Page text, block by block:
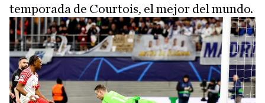
temporada de Courtois, el mejor del mundo.